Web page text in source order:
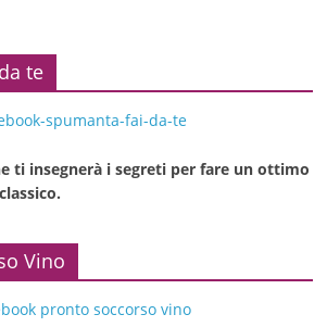
te
ti insegnerà i segreti per fare un ottimo
Vino